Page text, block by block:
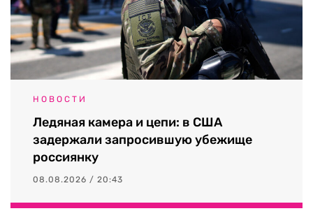
НОВОСТИ
Ледяная камера и цепи: в США
задержали запросившую убежище
россиянку
08.08.2026 / 20:43